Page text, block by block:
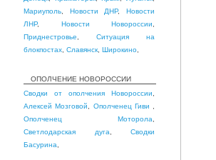
Мариуполь
Новости ДНР,Новости
ЛНР, Новости Новороссии
Приднестровье
Ситуация на
блокпостах Славянск Широкино
ОПОЛЧЕНИЕ НОВОРОССИИ
Сводки от ополчения Новороссии
Алексей Мозговой
Ополченец Гиви
Ополченец Моторола
Светлодарская дуга
Сводки
Басурина